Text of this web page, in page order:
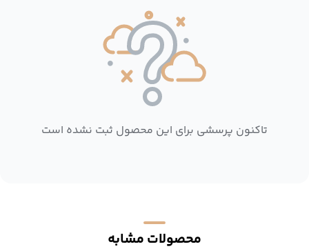
تاکنون پرسشی برای این محصول ثبت نشده است
محصولات مشابه